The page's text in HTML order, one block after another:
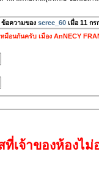
ข้อความของ seree_60เมื่อ 11 กร
มือนกันครับ เมือง AnNECY
ที่เจ้าของห้องไ